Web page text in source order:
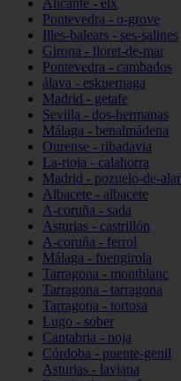
Alicante - elx
Pontevedra - o-grove
Illes-balears - ses-salines
Girona - lloret-de-mar
Pontevedra - cambados
álava - eskuernaga
Madrid - getafe
Sevilla - dos-hermanas
Málaga - benalmádena
Ourense - ribadavia
La-rioja - calahorra
Madrid - pozuelo-de-
Albacete - albacete
A-coruña - sada
Asturias - castrillón
A-coruña - ferrol
Málaga - fuengirola
Tarragona - montblanc
Tarragona - tarragona
Tarragona - tortosa
Lugo - sober
Cantabria - noja
Córdoba - puente-genil
Asturias - laviana